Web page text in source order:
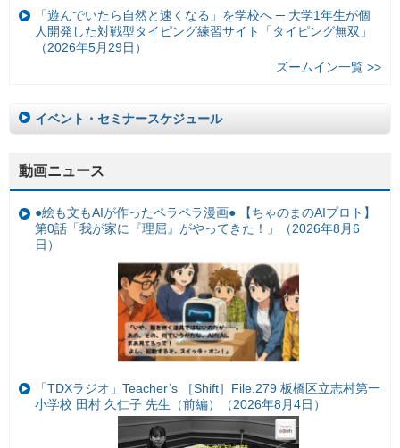
「遊んでいたら自然と速くなる」を学校へ ─ 大学1年生が個
人開発した対戦型タイピング練習サイト「タイピング無双」
（2026年5月29日）
ズームイン一覧 >>
イベント・セミナースケジュール
動画ニュース
●絵も文もAIが作ったペラペラ漫画● 【ちゃのまのAIプロト】
第0話「我が家に『理屈』がやってきた！」（2026年8月6
日）
「TDXラジオ」Teacher’s ［Shift］File.279 板橋区立志村第一
小学校 田村 久仁子 先生（前編）（2026年8月4日）